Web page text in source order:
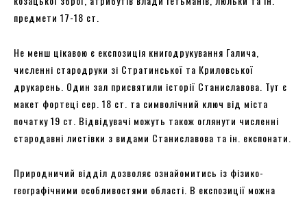
предмети 17-18 ст.
Не менш цікавою є експозиція книгодрукування Галича,
численні стародруки зі Стратинської та Криловської
друкарень. Один зал присвятили історії Станиславова. Тут є
макет фортеці сер. 18 ст. та символічний ключ від міста
початку 19 ст. Відвідувачі можуть також оглянути численні
стародавні листівки з видами Станиславова та ін. експонати.
Природничий відділ дозволяє ознайомитись із фізико-
географічними особливостями області. В експозиції можна